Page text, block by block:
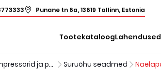
Punane tn 6a, 13619 Tallinn, Estonia
TootekataloogLahendused
Kompressorid ja pneumoinstrumendid Suruõhu seadmed